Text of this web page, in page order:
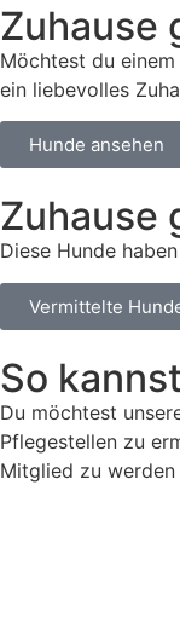
Zuhause
Möchtest du
ein liebevolles
Hunde ansehen
Zuhause
Diese Hunde
Vermittelte
So
Du möchtest
Pflegestellen zu
Mitglied zu werden